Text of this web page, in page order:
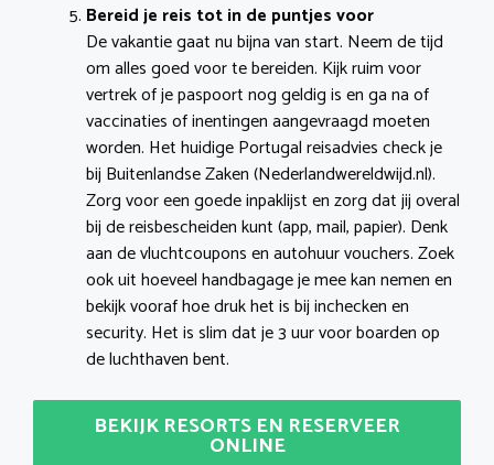
Bereid je reis tot in de puntjes voor
De vakantie gaat nu bijna van start. Neem de tijd
om alles goed voor te bereiden. Kijk ruim voor
vertrek of je paspoort nog geldig is en ga na of
vaccinaties of inentingen aangevraagd moeten
worden. Het huidige Portugal reisadvies check je
bij Buitenlandse Zaken (Nederlandwereldwijd.nl).
Zorg voor een goede inpaklijst en zorg dat jij overal
bij de reisbescheiden kunt (app, mail, papier). Denk
aan de vluchtcoupons en autohuur vouchers. Zoek
ook uit hoeveel handbagage je mee kan nemen en
bekijk vooraf hoe druk het is bij inchecken en
security. Het is slim dat je 3 uur voor boarden op
de luchthaven bent.
BEKIJK RESORTS EN RESERVEER
ONLINE